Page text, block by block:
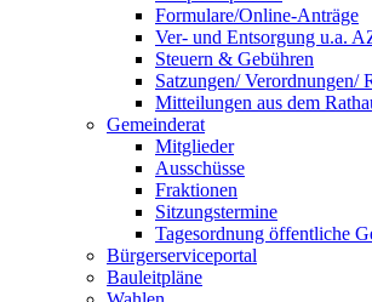
Formulare/Online-Anträge
Ver- und Entsorgung u.a.
Steuern & Gebühren
Satzungen/ Verordnungen/
Mitteilungen aus dem
Gemeinderat
Mitglieder
Ausschüsse
Fraktionen
Sitzungstermine
Tagesordnung öffentliche
Bürgerserviceportal
Bauleitpläne